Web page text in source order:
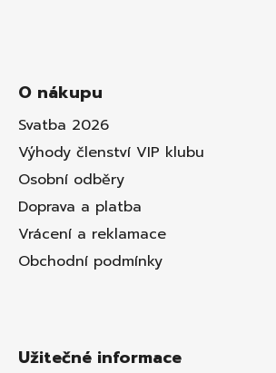
O nákupu
Svatba 2026
Výhody členství VIP klubu
Osobní odběry
Doprava a platba
Vrácení a reklamace
Obchodní podmínky
Užitečné informace